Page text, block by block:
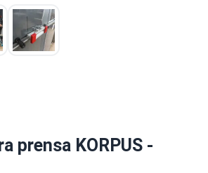
prensa KORPUS -